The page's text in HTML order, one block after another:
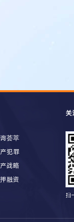
荟萃
犯罪
战略
融资
关
扫